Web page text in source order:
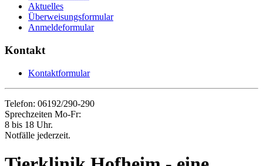
Aktuelles
Überweisungsformular
Anmeldeformular
Kontakt
Kontaktformular
Telefon: 06192/290-290
Sprechzeiten Mo-Fr:
8 bis 18 Uhr.
Notfälle jederzeit.